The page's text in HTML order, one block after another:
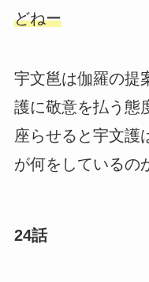
どねー
宇文邕は伽羅の提
護に敬意を払う態
座らせると宇文護
が何をしているの
24話